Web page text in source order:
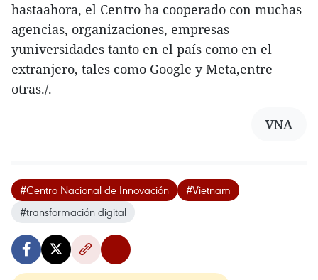
hastaahora, el Centro ha cooperado con muchas
agencias, organizaciones, empresas
yuniversidades tanto en el país como en el
extranjero, tales como Google y Meta,entre
otras./.
VNA
#Centro Nacional de Innovación
#Vietnam
#transformación digital